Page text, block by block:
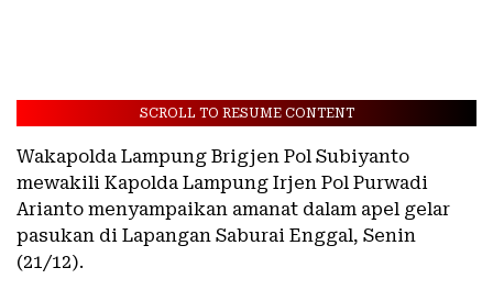
SCROLL TO RESUME CONTENT
Wakapolda Lampung Brigjen Pol Subiyanto
mewakili Kapolda Lampung Irjen Pol Purwadi
Arianto menyampaikan amanat dalam apel gelar
pasukan di Lapangan Saburai Enggal, Senin
(21/12).